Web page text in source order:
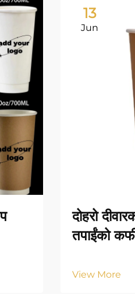
13
Jun
दोहरो
तपाईंको
View More